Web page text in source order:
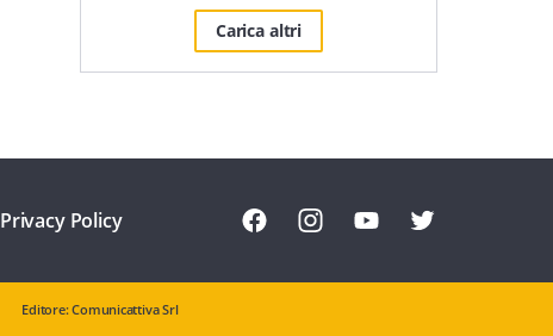
Carica altri
Privacy Policy
Editore: Comunicattiva Srl